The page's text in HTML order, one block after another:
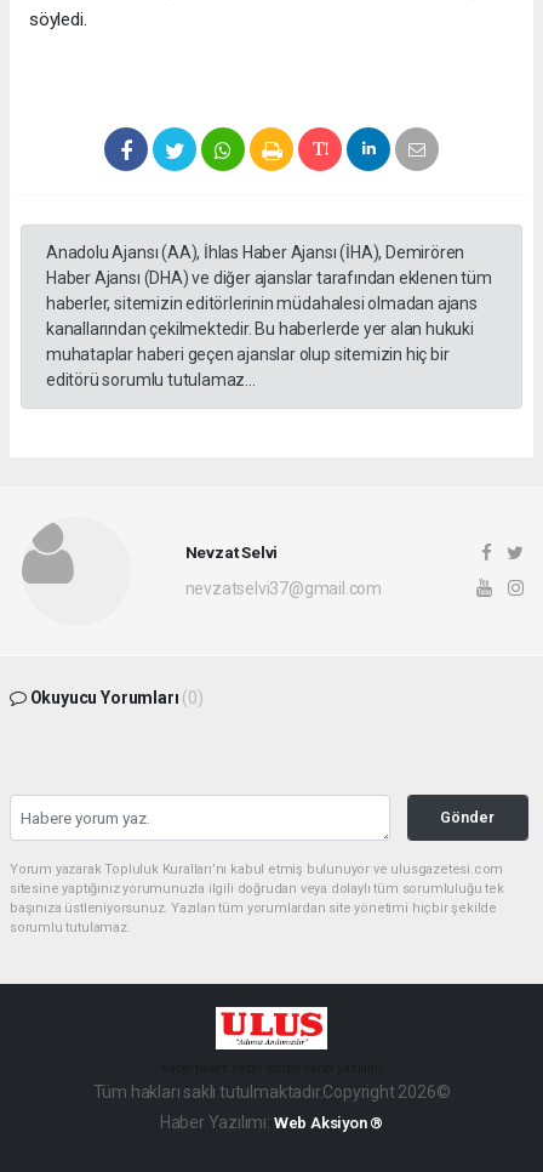
söyledi.
Anadolu Ajansı (AA), İhlas Haber Ajansı (İHA), Demirören
Haber Ajansı (DHA) ve diğer ajanslar tarafından eklenen tüm
haberler, sitemizin editörlerinin müdahalesi olmadan ajans
kanallarından çekilmektedir. Bu haberlerde yer alan hukuki
muhataplar haberi geçen ajanslar olup sitemizin hiç bir
editörü sorumlu tutulamaz...
Nevzat Selvi
nevzatselvi37@gmail.com
Okuyucu Yorumları (0)
Gönder
Yorum yazarak Topluluk Kuralları’nı kabul etmiş bulunuyor ve ulusgazetesi.com
sitesine yaptığınız yorumunuzla ilgili doğrudan veya dolaylı tüm sorumluluğu tek
başınıza üstleniyorsunuz. Yazılan tüm yorumlardan site yönetimi hiçbir şekilde
sorumlu tutulamaz.
Tüm hakları saklı tutulmaktadır.Copyright 2026©
Haber Yazılımı: Web Aksiyon ®